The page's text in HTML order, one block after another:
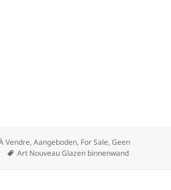
Vendre,Aangeboden, For Sale,Geen
Tags
Art Nouveau Glazen binnenwand